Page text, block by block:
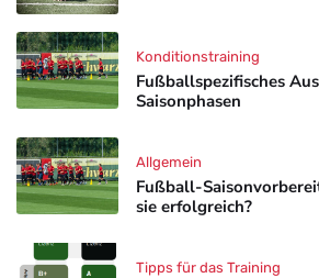
Fußballspezifisches
Saisonphasen
Konditionstraining
Fußball-
sie erfolgreich?
Allgemein
Tipps für das Training